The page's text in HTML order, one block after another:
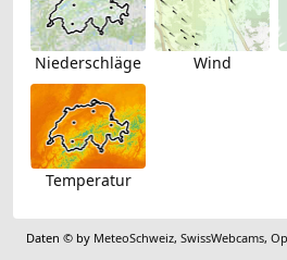
Niederschläge Wind
Temperatur
Daten © by MeteoSchweiz,SwissWebcams,